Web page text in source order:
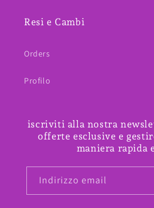
Resi e Cambi
Orders
Profilo
iscriviti alla nostra
offerte esclusive e
maniera rapida
Indirizzo email